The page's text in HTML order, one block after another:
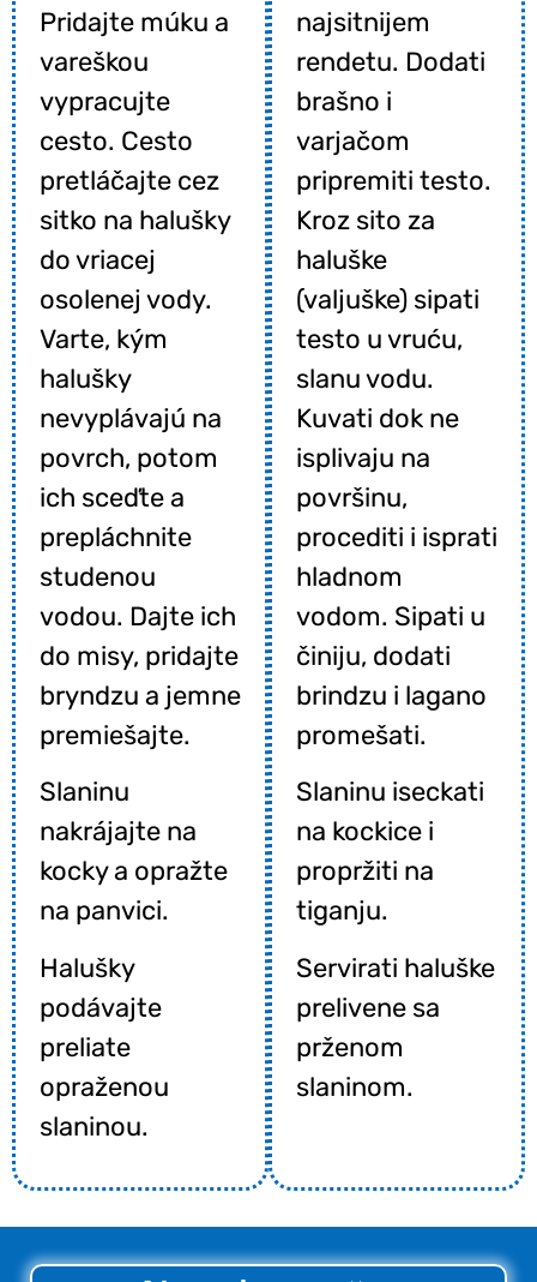
Pridajte múku a
vareškou
vypracujte
cesto. Cesto
pretláčajte cez
sitko na halušky
do vriacej
osolenej vody.
Varte, kým
halušky
nevyplávajú na
povrch, potom
ich sceďte a
prepláchnite
studenou
vodou. Dajte ich
do misy, pridajte
bryndzu a jemne
premiešajte.
Slaninu
nakrájajte na
kocky a opražte
na panvici.
Halušky
podávajte
preliate
opraženou
slaninou.
najsitnijem
rendetu. Dodati
brašno i
varjačom
pripremiti testo.
Kroz sito za
haluške
(valjuške) sipati
testo u vruću,
slanu vodu.
Kuvati dok ne
isplivaju na
površinu,
procediti i isprati
hladnom
vodom. Sipati u
činiju, dodati
brindzu i lagano
promešati.
Slaninu iseckati
na kockice i
propržiti na
tiganju.
Servirati haluške
prelivene sa
prženom
slaninom.